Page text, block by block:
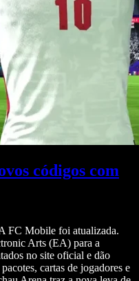
códigos com
FC Mobile foi atualizada.
Arts (EA) para a
no site oficial e dão
cartas de jogadores e